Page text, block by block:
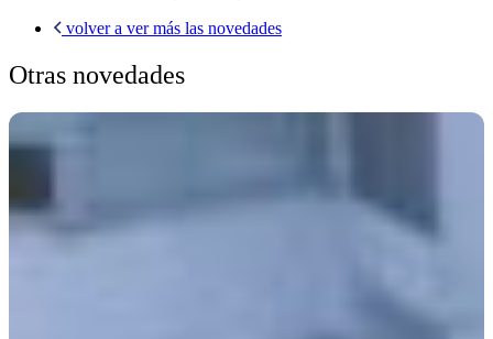
volver a ver más las novedades
Otras novedades